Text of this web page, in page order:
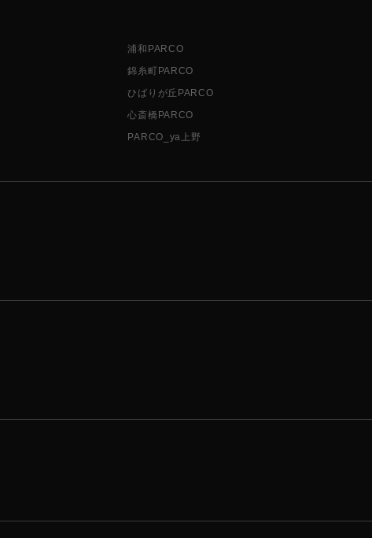
浦和PARCO
錦糸町PARCO
ひばりが丘PARCO
心斎橋PARCO
PARCO_ya上野